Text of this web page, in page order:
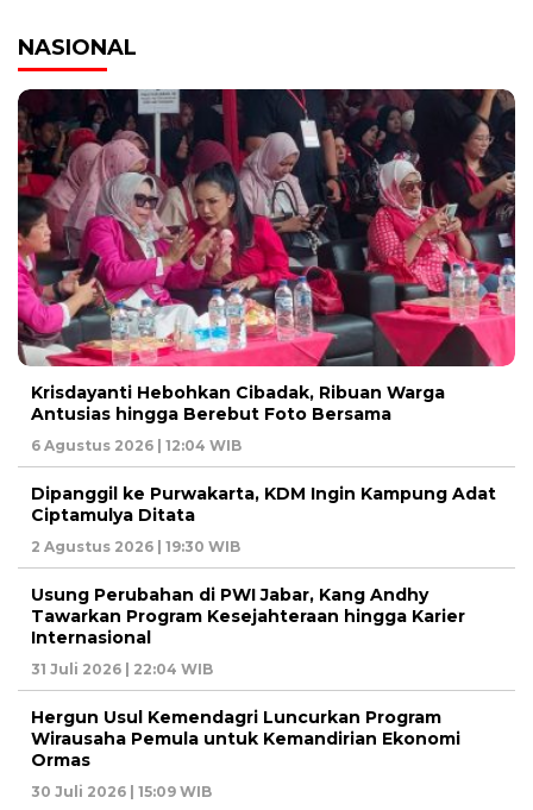
NASIONAL
Krisdayanti Hebohkan Cibadak, Ribuan Warga
Antusias hingga Berebut Foto Bersama
6 Agustus 2026 | 12:04 WIB
Dipanggil ke Purwakarta, KDM Ingin Kampung Adat
Ciptamulya Ditata
2 Agustus 2026 | 19:30 WIB
Usung Perubahan di PWI Jabar, Kang Andhy
Tawarkan Program Kesejahteraan hingga Karier
Internasional
31 Juli 2026 | 22:04 WIB
Hergun Usul Kemendagri Luncurkan Program
Wirausaha Pemula untuk Kemandirian Ekonomi
Ormas
30 Juli 2026 | 15:09 WIB